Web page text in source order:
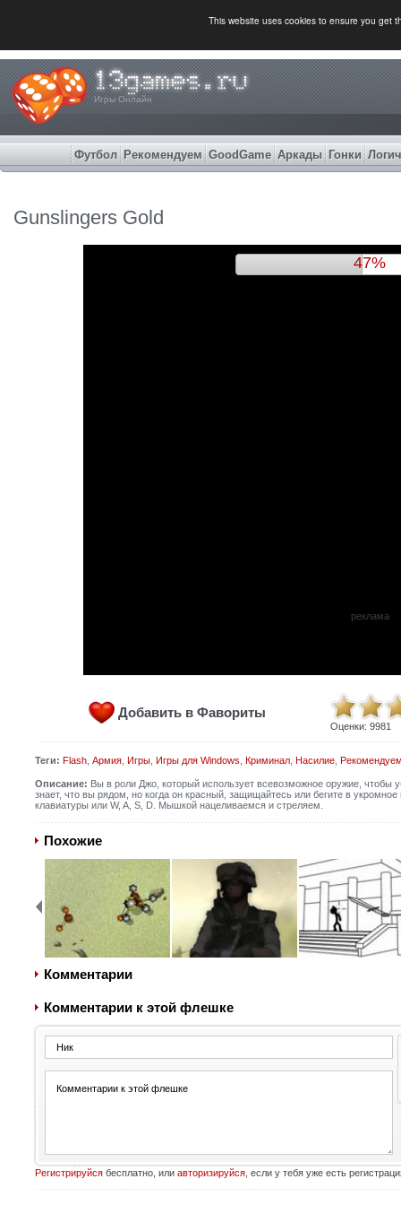
This website uses cookies to ensure you get
Игры Онлайн
Футбол Рекомендуем GoodGame Аркады Гонки
Gunslingers Gold
50%
реклама
Добавить в Фавориты
Оценки: 9981
Теги: Flash, Армия, Игры, Игры для Windows Криминал, Насилие,
Описание: Вы в роли Джо, который использует всевозможное оружие, чтобы
знает, что вы рядом, но когда он красный, защищайтесь или бегите в
клавиатуры или W, A, S, D. Мышкой нацеливаемся и стреляем.
Похожие
Комментарии
Комментарии к этой флешке
Регистрируйсябесплатно, или авторизируйся, если у тебя уже есть